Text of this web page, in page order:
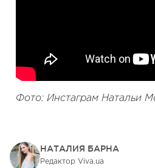
Фото: Инстаграм Натальи
НАТАЛИЯ БАРНА
Редактор Viva.ua